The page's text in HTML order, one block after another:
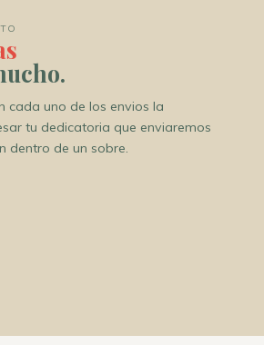
cada uno de los envios la
tu dedicatoria que enviaremos
dentro de un sobre.